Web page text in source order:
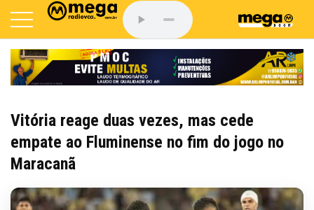
Vitória reage duas vezes, mas cede
empate ao Fluminense no fim do jogo no
Maracanã